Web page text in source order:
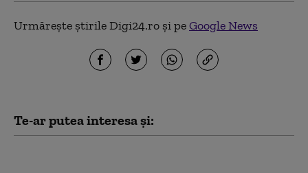
Urmărește știrile Digi24.ro și peGoogle News
Te-ar putea interesa și: